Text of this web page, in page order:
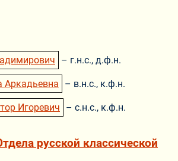
– г.н.с., д.ф.н.
Аркадьевна – в.н.с., к.ф.н.
Игоревич – с.н.с., к.ф.н.
русской классической